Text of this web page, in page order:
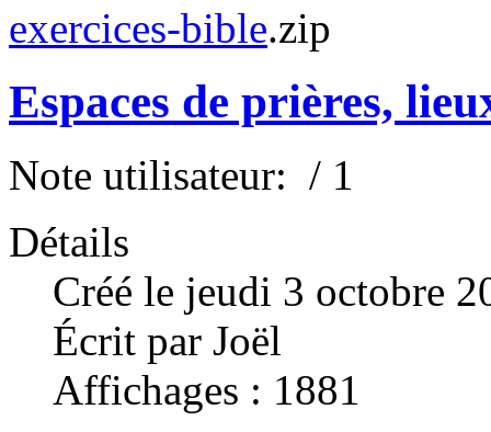
exercices-bible.zip
Espaces de prières,
Note utilisateur: / 1
Détails
Créé le jeudi 3 octobre
Écrit par Joël
Affichages : 1881